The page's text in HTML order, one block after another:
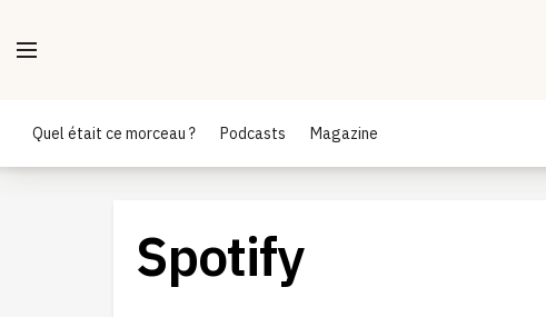
Quel était ce morceau ? Podcasts Magazine
Spotify
Toute la semaine, plongez au cœur de
la Musique Classique !